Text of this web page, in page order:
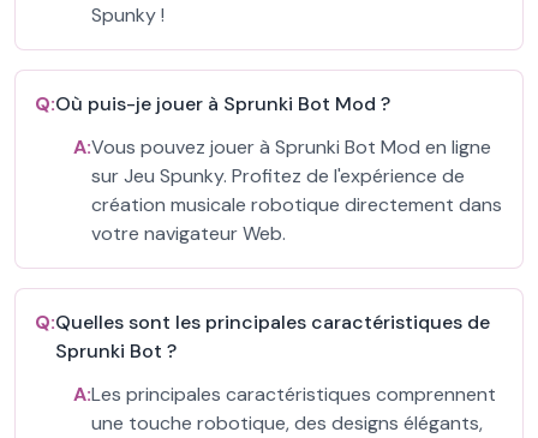
Spunky !
Q:Où puis-je jouer à Sprunki Bot Mod ?
A:Vous pouvez jouer à Sprunki Bot Mod en ligne
sur Jeu Spunky. Profitez de l'expérience de
création musicale robotique directement dans
votre navigateur Web.
Q:Quelles sont les principales caractéristiques de
Sprunki Bot ?
A:Les principales caractéristiques comprennent
une touche robotique, des designs élégants,